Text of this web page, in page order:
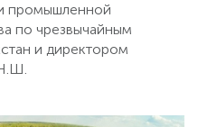
промышленной
по чрезвычайным
и директором